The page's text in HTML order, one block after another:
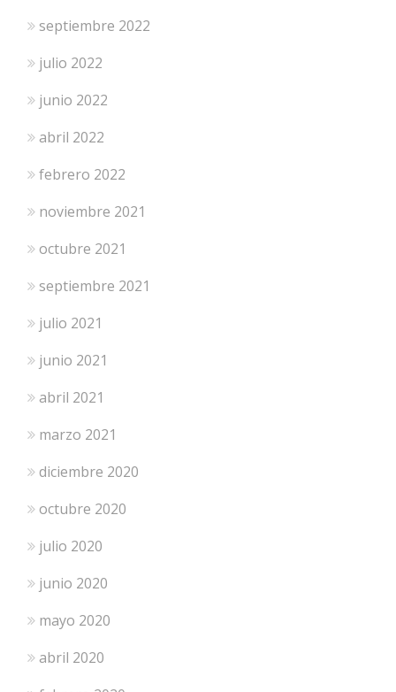
septiembre 2022
julio 2022
junio 2022
abril 2022
febrero 2022
noviembre 2021
octubre 2021
septiembre 2021
julio 2021
junio 2021
abril 2021
marzo 2021
diciembre 2020
octubre 2020
julio 2020
junio 2020
mayo 2020
abril 2020